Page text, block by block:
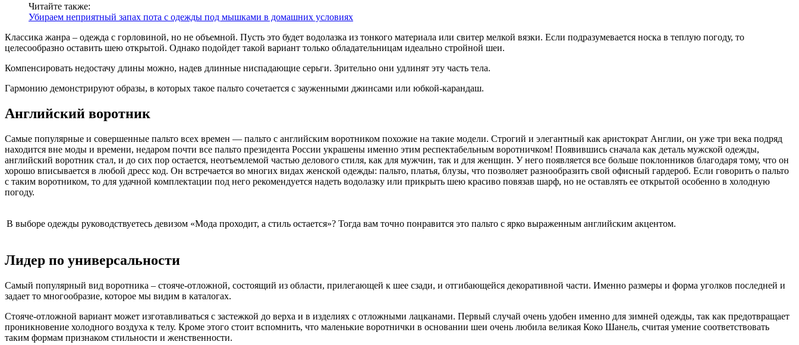
Читайте также:
Убираем неприятный запах пота с одежды под мышками в домашних условиях
Классика жанра – одежда с горловиной, но не объемной. Пусть это будет водолазка из тонкого материала или свитер мелкой вязки. Если подразумевается носка в теплую погоду, то
целесообразно оставить шею открытой. Однако подойдет такой вариант только обладательницам идеально стройной шеи.
Компенсировать недостачу длины можно, надев длинные ниспадающие серьги. Зрительно они удлинят эту часть тела.
Гармонию демонстрируют образы, в которых такое пальто сочетается с зауженными джинсами или юбкой-карандаш.
Английский воротник
Самые популярные и совершенные пальто всех времен — пальто с английским воротником похожие на такие модели. Строгий и элегантный как аристократ Англии, он уже три века подряд
находится вне моды и времени, недаром почти все пальто президента России украшены именно этим респектабельным воротничком! Появившись сначала как деталь мужской одежды,
английский воротник стал, и до сих пор остается, неотъемлемой частью делового стиля, как для мужчин, так и для женщин. У него появляется все больше поклонников благодаря тому, что он
хорошо вписывается в любой дресс код. Он встречается во многих видах женской одежды: пальто, платья, блузы, что позволяет разнообразить свой офисный гардероб. Если говорить о пальто
с таким воротником, то для удачной комплектации под него рекомендуется надеть водолазку или прикрыть шею красиво повязав шарф, но не оставлять ее открытой особенно в холодную
погоду.
В выборе одежды руководствуетесь девизом «Мода проходит, а стиль остается»? Тогда вам точно понравится это пальто с ярко выраженным английским акцентом.
Лидер по универсальности
Самый популярный вид воротника – стояче-отложной, состоящий из области, прилегающей к шее сзади, и отгибающейся декоративной части. Именно размеры и форма уголков последней и
задает то многообразие, которое мы видим в каталогах.
Стояче-отложной вариант может изготавливаться с застежкой до верха и в изделиях с отложными лацканами. Первый случай очень удобен именно для зимней одежды, так как предотвращает
проникновение холодного воздуха к телу. Кроме этого стоит вспомнить, что маленькие воротнички в основании шеи очень любила великая Коко Шанель, считая умение соответствовать
таким формам признаком стильности и женственности.